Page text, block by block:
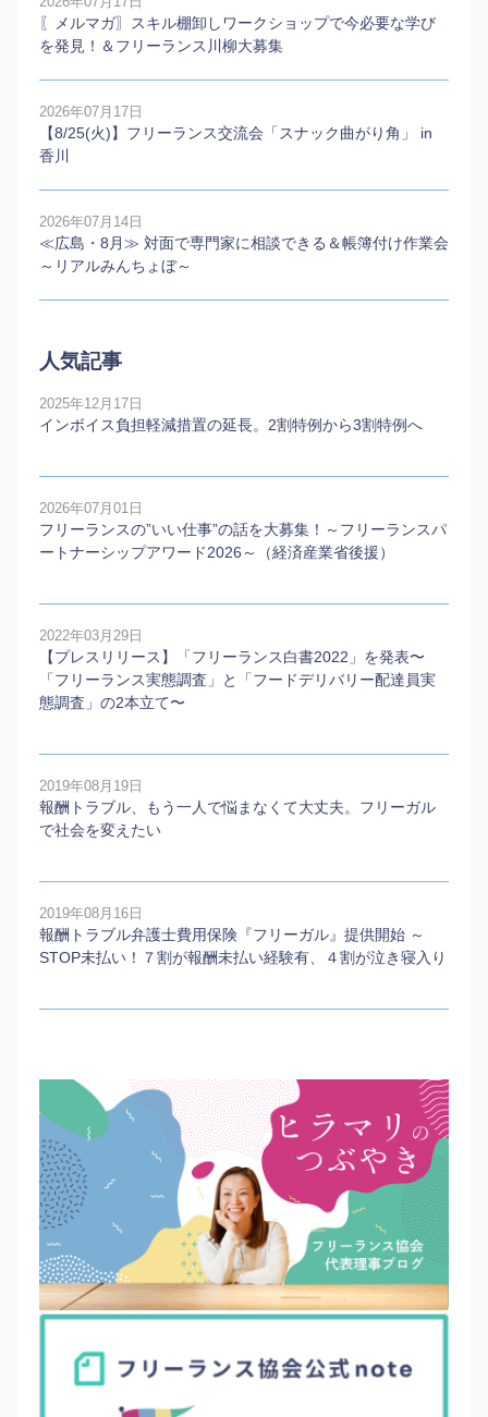
〖メルマガ〗スキル棚卸しワークショップで今必要な学び
を発見！＆フリーランス川柳大募集
2026年07月17日
【8/25(火)】フリーランス交流会「スナック曲がり角」 in
香川
2026年07月14日
≪広島・8月≫ 対面で専門家に相談できる＆帳簿付け作業会
～リアルみんちょぼ～
人気記事
2025年12月17日
インボイス負担軽減措置の延長。2割特例から3割特例へ
2026年07月01日
フリーランスの”いい仕事”の話を大募集！～フリーランスパ
ートナーシップアワード2026～（経済産業省後援）
2022年03月29日
【プレスリリース】「フリーランス白書2022」を発表〜
「フリーランス実態調査」と「フードデリバリー配達員実
態調査」の2本⽴て〜
2019年08月19日
報酬トラブル、もう一人で悩まなくて大丈夫。フリーガル
で社会を変えたい
2019年08月16日
報酬トラブル弁護士費用保険『フリーガル』提供開始 ～
STOP未払い！７割が報酬未払い経験有、４割が泣き寝入り